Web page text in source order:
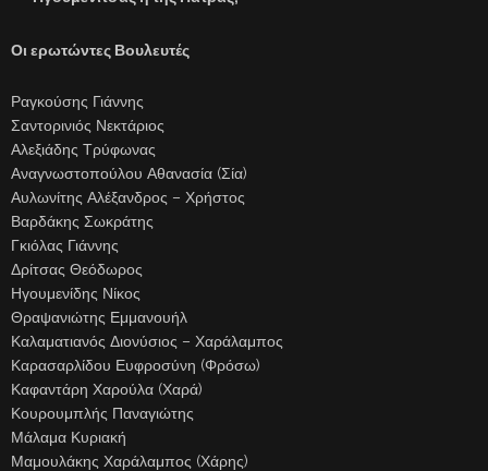
Οι ερωτώντες Βουλευτές
Ραγκούσης Γιάννης
Σαντορινιός Νεκτάριος
Αλεξιάδης Τρύφωνας
Αναγνωστοπούλου Αθανασία (Σία)
Αυλωνίτης Αλέξανδρος – Χρήστος
Βαρδάκης Σωκράτης
Γκιόλας Γιάννης
Δρίτσας Θεόδωρος
Ηγουμενίδης Νίκος
Θραψανιώτης Εμμανουήλ
Καλαματιανός Διονύσιος – Χαράλαμπος
Καρασαρλίδου Ευφροσύνη (Φρόσω)
Καφαντάρη Χαρούλα (Χαρά)
Κουρουμπλής Παναγιώτης
Μάλαμα Κυριακή
Μαμουλάκης Χαράλαμπος (Χάρης)